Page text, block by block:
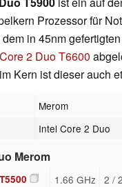
Prozessor für
in 45nm
Core 2 Duo T6600
Kern ist dieser auch
Merom
Intel Core 2 Duo
Merom
1.66 GHz 2 / 2